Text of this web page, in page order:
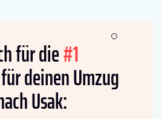
für die#1
für deinen Umzug
Usak: